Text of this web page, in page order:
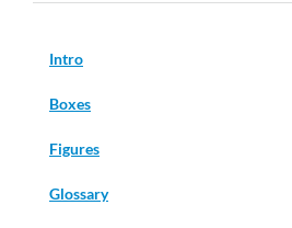
Intro
Boxes
Figures
Glossary